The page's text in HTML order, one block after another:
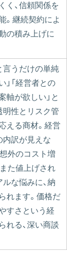
く、信頼関係を
。継続契約によ
の積み上げに
言うだけの単純
「経営者との
軸が欲しい」と
明性とリスク管
える商材。経営
内訳が見えな
外のコスト増
た値上げされ
な悩みに、納
れます。価格だ
すさという経
れる、深い商談